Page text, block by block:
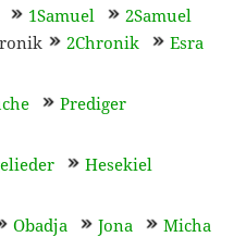
1Samuel
2Samuel
2Chronik
Esra
Prediger
Hesekiel
Obadja Jona
Micha